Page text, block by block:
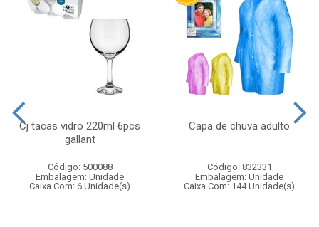
Cj tacas vidro 220ml 6pcs
gallant
Código: 500088
Embalagem: Unidade
Caixa Com: 6 Unidade(s)
Capa de chuva adulto
Código: 832331
Embalagem: Unidade
Caixa Com: 144 Unidade(s)